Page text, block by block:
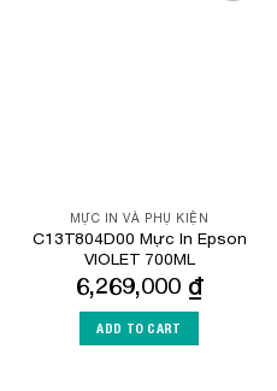
MỰC IN VÀ PHỤ KIỆN
C13T804D00 Mực In Epson
VIOLET 700ML
6,269,000 ₫
ADD TO CART